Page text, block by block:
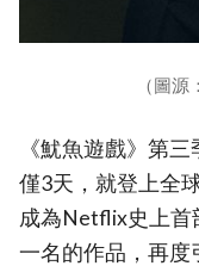
（圖
《魷魚遊戲》第
僅3天，就登上全
成為Netflix史上首
一名的作品，再度